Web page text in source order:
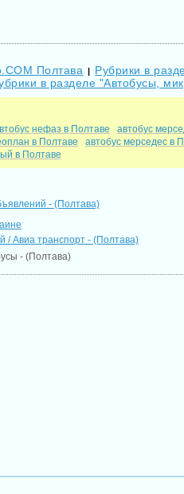
Полтава | Рубрики в
в разделе "Автобусы,
нефаз в Полтаве
автобус
в Полтаве
автобус мерседес в
в Полтаве
- (Полтава)
/ Авиа транспорт - (Полтава)
- (Полтава)